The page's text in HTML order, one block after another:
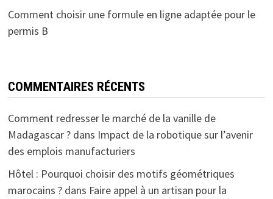
Comment choisir une formule en ligne adaptée pour le
permis B
COMMENTAIRES RÉCENTS
Comment redresser le marché de la vanille de
Madagascar ?dans Impact de la robotique sur l’avenir
des emplois manufacturiers
Hôtel : Pourquoi choisir des motifs géométriques
marocains ?dans Faire appel à un artisan pour la